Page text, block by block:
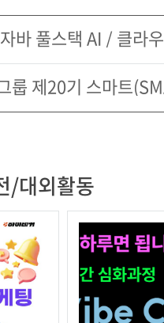
/대외활동